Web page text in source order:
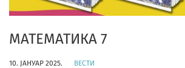
МАТЕМАТИКА 7
10. ЈАНУАР 2025. ВЕСТИ